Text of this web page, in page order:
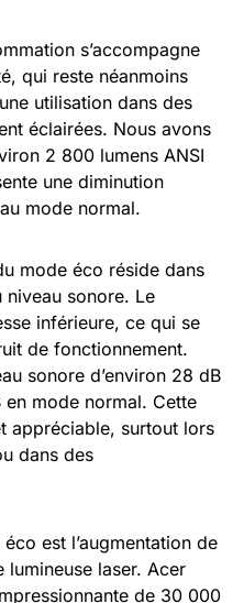
s’accompagne
qui reste néanmoins
utilisation dans des
éclairées. Nous avons
2 800 lumens ANSI
une diminution
mode normal.
mode éco réside dans
sonore. Le
inférieure, ce qui se
de fonctionnement.
sonore d’environ 28 dB
mode normal. Cette
appréciable, surtout lors
dans des
est l’augmentation de
laser. Acer
de 30 000